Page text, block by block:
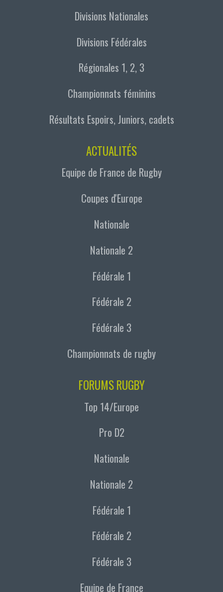
Divisions Nationales
Divisions Fédérales
Régionales 1, 2, 3
Championnats féminins
Résultats Espoirs, Juniors, cadets
ACTUALITÉS
Equipe de France de Rugby
Coupes d'Europe
Nationale
Nationale 2
Fédérale 1
Fédérale 2
Fédérale 3
Championnats de rugby
FORUMS RUGBY
Top 14/Europe
Pro D2
Nationale
Nationale 2
Fédérale 1
Fédérale 2
Fédérale 3
Equipe de France